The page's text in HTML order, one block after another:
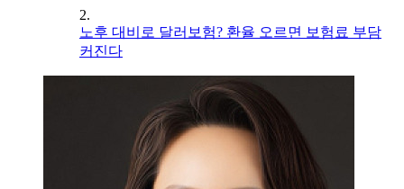
2.
노후 대비로 달러보험? 환율 오르면 보험료 부담
커진다